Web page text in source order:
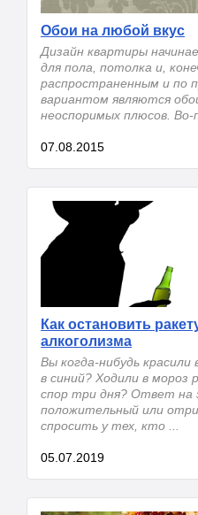
Обои на любой вкус
Дизайн квартиры
для пола, потолка и,
распространенным и по
вариантом являются
неоспоримых плюсов. Во-
07.08.2015
Как остановить
алкоголизма
Вы когда-нибудь
в синий? Ходили в мороз
спор три дня? Ответ
положительный или
спросить у тех, кто ...
05.07.2019